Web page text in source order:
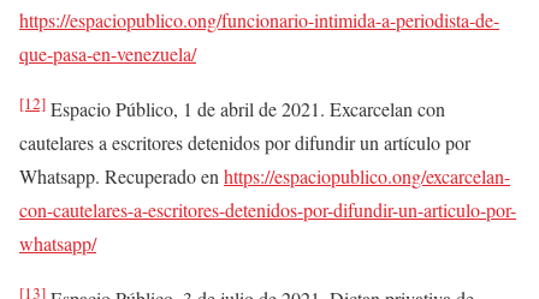
https://espaciopublico.ong/funcionario-intimida-a-periodista-de-
que-pasa-en-venezuela/
[12] Espacio Público, 1 de abril de 2021. Excarcelan con
cautelares a escritores detenidos por difundir un artículo por
Whatsapp. Recuperado en https://espaciopublico.ong/excarcelan-
con-cautelares-a-escritores-detenidos-por-difundir-un-articulo-por-
whatsapp/
[13]